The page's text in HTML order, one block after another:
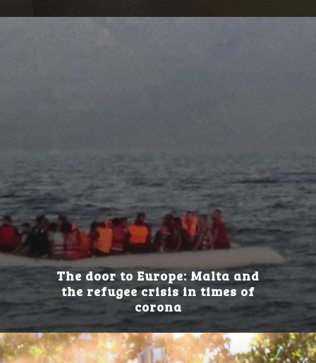
The door to Europe: Malta and
the refugee crisis in times of
corona